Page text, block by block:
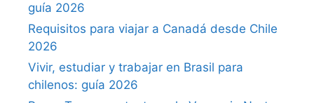
guía 2026
Requisitos para viajar a Canadá desde Chile
2026
Vivir, estudiar y trabajar en Brasil para
chilenos: guía 2026